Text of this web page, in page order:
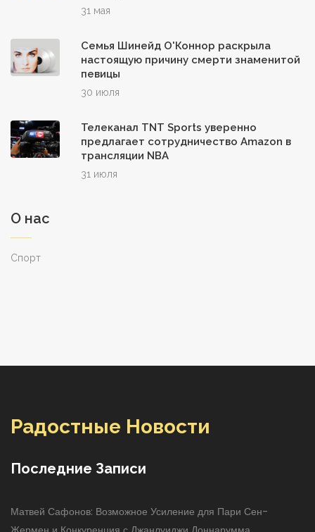
31 мая
Семья Шинейд О'Коннор раскрыла
настоящую причину смерти знаменитой
певицы
30 июля
Телеканал TNT Sports уверенно
предлагает сотрудничество Amazon в
трансляции NBA
31 июля
О нас
Спорт
Радостные Новости
Последние Записи
Матвей Сафонов: Возможное Усиление для Пари Сен-